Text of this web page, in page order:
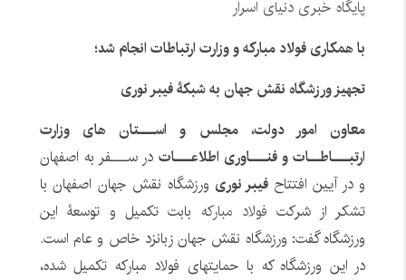
پایگاه خبری دنیای اسرار
با همکاری فولاد مبارکه و وزارت ارتباطات انجام شد؛
تجهیز ورزشگاه نقش جهان به شبکۀ فیبر نوری
معاون امور دولت، مجلس و اســـتان های وزارت
ارتبـــاطــات و فنـــاوری اطلاعـــاتدر ســـفر به اصفهان
و در آیین افتتاح فیبر نوری ورزشگاه نقش جهان اصفهان با
تشکر از شرکت فولاد مبارکه بابت تکمیل و توسعۀ این
ورزشگاه گفت: ورزشگاه نقش جهان زبانزد خاص و عام است.
در این ورزشگاه که با حمایتهای فولاد مبارکه تکمیل شده،